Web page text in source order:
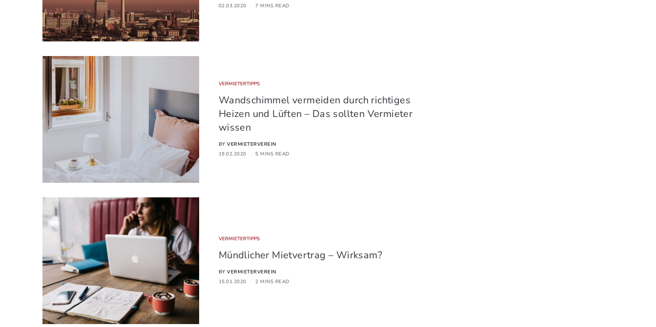
02.03.2020
7 MINS READ
VERMIETERTIPPS
Wandschimmel vermeiden durch richtiges
Heizen und Lüften – Das sollten Vermieter
wissen
BY VERMIETERVEREIN
19.02.2020
5 MINS READ
VERMIETERTIPPS
Mündlicher Mietvertrag – Wirksam?
BY VERMIETERVEREIN
15.01.2020
2 MINS READ